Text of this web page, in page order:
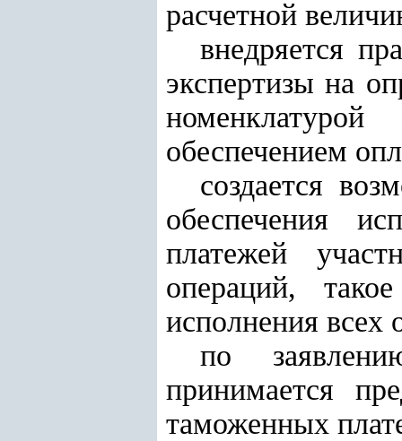
расчетной
внедряется
экспертизы на
обеспечением
создается
обеспечения
платежей
операций,
исполнения всех
по
принимается
таможенных